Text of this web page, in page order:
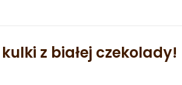
kulki z białej czekolady!